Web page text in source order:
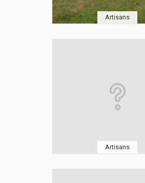
Artisans
Artisans